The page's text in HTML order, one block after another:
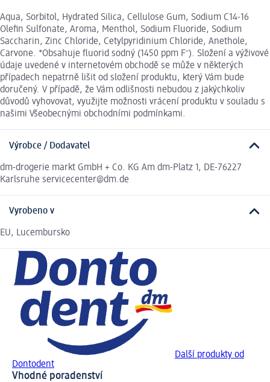
Aqua, Sorbitol, Hydrated Silica, Cellulose Gum, Sodium C14-16
Olefin Sulfonate, Aroma, Menthol, Sodium Fluoride, Sodium
Saccharin, Zinc Chloride, Cetylpyridinium Chloride, Anethole,
Carvone. *Obsahuje fluorid sodný (1450 ppm F⁻). Složení a výživové
údaje uvedené v internetovém obchodě se může v některých
případech nepatrně lišit od složení produktu, který Vám bude
doručený. V případě, že Vám odlišnosti nebudou z jakýchkoliv
důvodů vyhovovat, využijte možnosti vrácení produktu v souladu s
našimi Všeobecnými obchodními podmínkami.
Výrobce / Dodavatel
dm-drogerie markt GmbH + Co. KG Am dm-Platz 1, DE-76227
Karlsruhe servicecenter@dm.de
Vyrobeno v
EU, Lucembursko
Další produkty od
Dontodent
Vhodné poradenství